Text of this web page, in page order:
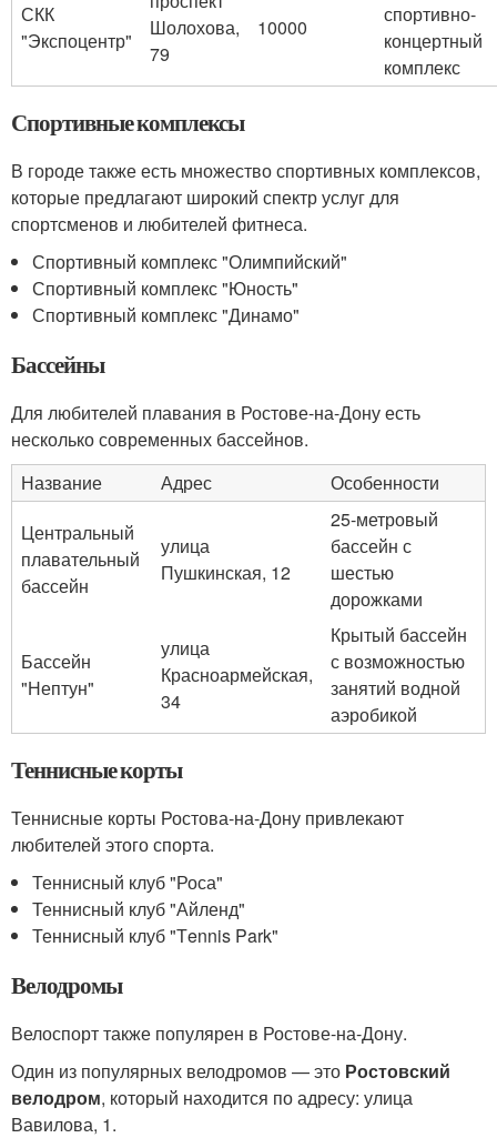
СКК
"Экспоцентр"
Шолохова,
79
10000
спортивно-
концертный
комплекс
Спортивные комплексы
В городе также есть множество спортивных комплексов,
которые предлагают широкий спектр услуг для
спортсменов и любителей фитнеса.
Спортивный комплекс "Олимпийский"
Спортивный комплекс "Юность"
Спортивный комплекс "Динамо"
Бассейны
Для любителей плавания в Ростове-на-Дону есть
несколько современных бассейнов.
Название
Адрес
Особенности
Центральный
плавательный
бассейн
улица
Пушкинская, 12
25-метровый
бассейн с
шестью
дорожками
Бассейн
"Нептун"
улица
Красноармейская,
34
Крытый бассейн
с возможностью
занятий водной
аэробикой
Теннисные корты
Теннисные корты Ростова-на-Дону привлекают
любителей этого спорта.
Теннисный клуб "Роса"
Теннисный клуб "Айленд"
Теннисный клуб "Тennis Park"
Велодромы
Велоспорт также популярен в Ростове-на-Дону.
Один из популярных велодромов — это Ростовский
велодром, который находится по адресу: улица
Вавилова, 1.